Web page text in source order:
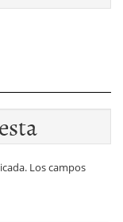
Los campos